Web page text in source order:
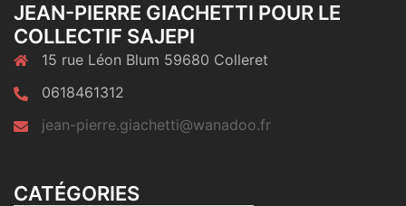
JEAN-PIERRE GIACHETTI POUR LE
COLLECTIF SAJEPI
15 rue Léon Blum 59680 Colleret
0618461312
jean-pierre.giachetti@wanadoo.fr
CATÉGORIES